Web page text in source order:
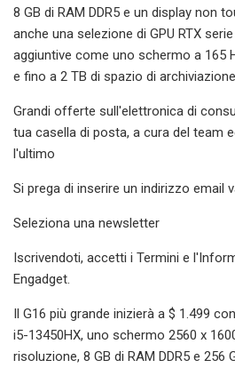
8 GB di RAM DDR5 e un display non
anche una selezione di GPU RTX
aggiuntive come uno schermo a 165
e fino a 2 TB di spazio di
Grandi offerte sull'elettronica di
tua casella di posta, a cura del team
l'ultimo
Si prega di inserire un indirizzo email
Seleziona una newsletter
Iscrivendoti, accetti i Termini e
Engadget.
Il G16 più grande inizierà a $ 1.499
i5-13450HX, uno schermo 2560 x
risoluzione, 8 GB di RAM DDR5 e 256